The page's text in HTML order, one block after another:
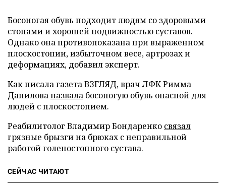
Босоногая обувь подходит людям со здоровыми
стопами и хорошей подвижностью суставов.
Однако она противопоказана при выраженном
плоскостопии, избыточном весе, артрозах и
деформациях, добавил эксперт.
Как писала газета ВЗГЛЯД, врач ЛФК Римма
Данилованазвала босоногую обувь опасной для
людей с плоскостопием.
Реабилитолог Владимир Бондаренко связал
грязные брызги на брюках с неправильной
работой голеностопного сустава.
СЕЙЧАС ЧИТАЮТ